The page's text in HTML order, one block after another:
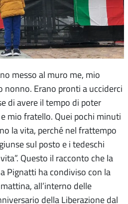
messo al muro me, mio
nonno. Erano pronti a ucciderci
di avere il tempo di poter
mio fratello. Quei pochi minuti
la vita, perché nel frattempo
sul posto e i tedeschi
Questo il racconto che la
Pignatti ha condiviso con la
all’interno delle
della Liberazione dal